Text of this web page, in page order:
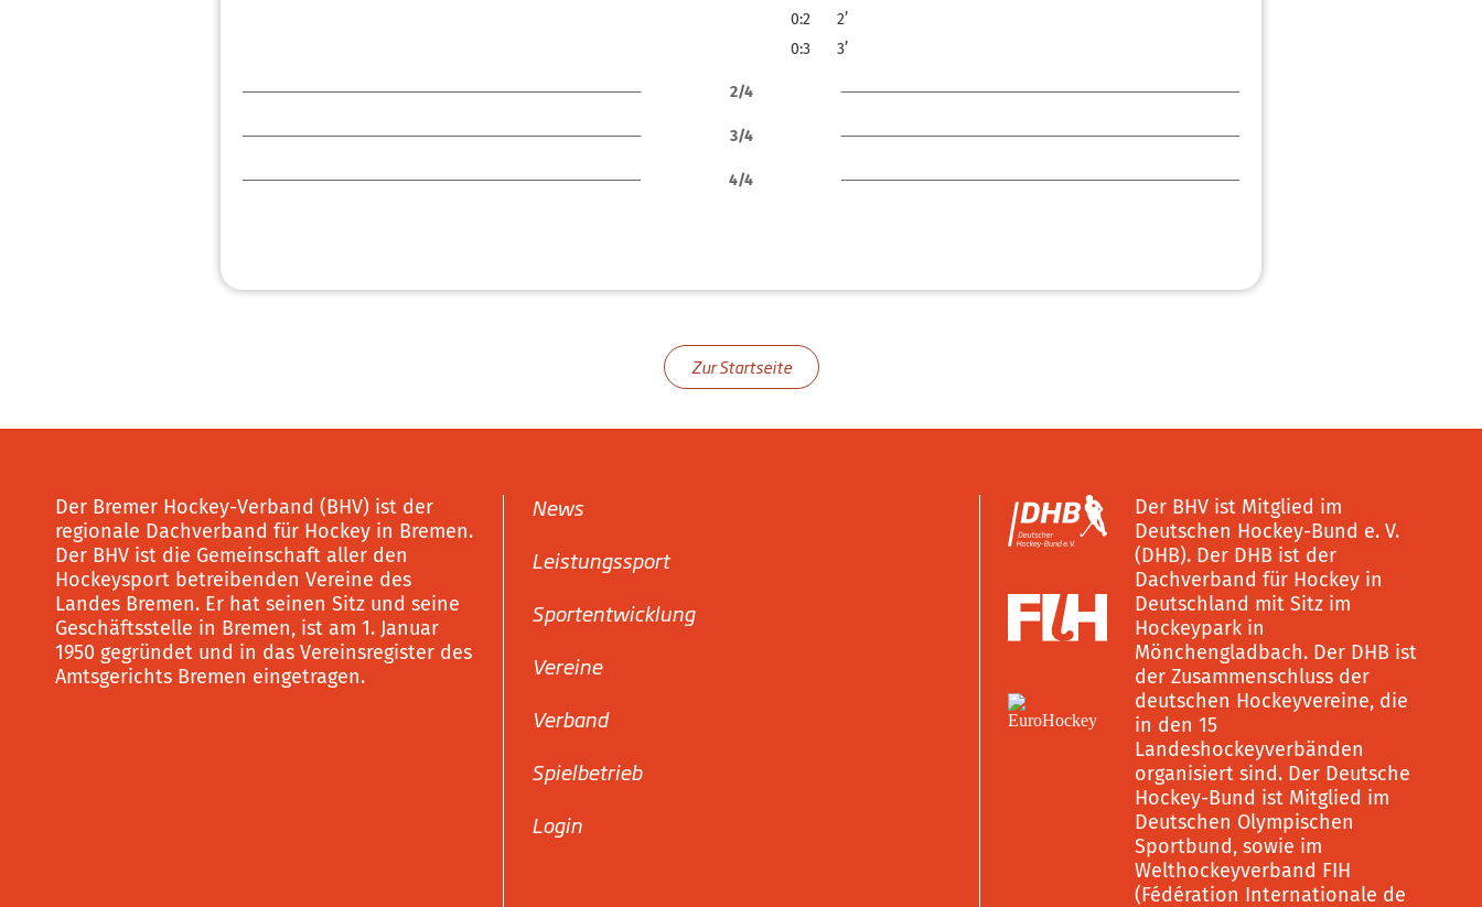
0:2
2’
0:3
3’
2/4
3/4
4/4
Zur Startseite
Der Bremer Hockey-Verband (BHV) ist der
regionale Dachverband für Hockey in Bremen.
Der BHV ist die Gemeinschaft aller den
Hockeysport betreibenden Vereine des
Landes Bremen. Er hat seinen Sitz und seine
Geschäftsstelle in Bremen, ist am 1. Januar
1950 gegründet und in das Vereinsregister des
Amtsgerichts Bremen eingetragen.
News
Leistungssport
Sportentwicklung
Vereine
Verband
Spielbetrieb
Login
Der BHV ist Mitglied im
Deutschen Hockey-Bund e. V.
(DHB). Der DHB ist der
Dachverband für Hockey in
Deutschland mit Sitz im
Hockeypark in
Mönchengladbach. Der DHB ist
der Zusammenschluss der
deutschen Hockeyvereine, die
in den 15
Landeshockeyverbänden
organisiert sind. Der Deutsche
Hockey-Bund ist Mitglied im
Deutschen Olympischen
Sportbund, sowie im
Welthockeyverband FIH
(Fédération Internationale de